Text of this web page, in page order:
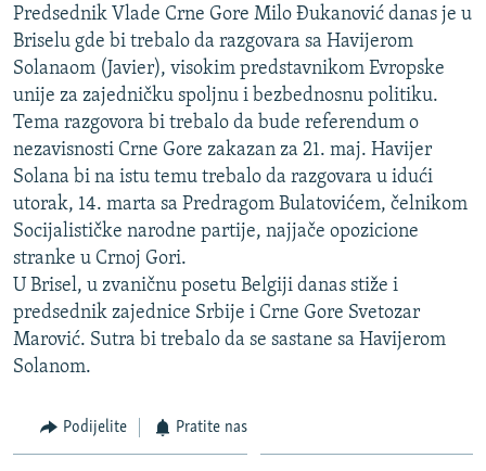
FOTOGALERIJE
INFOGRAFIKE
RAT U UKRAJINI
KINA NA BALKANU
RSE PRIČE IZ SVIJETA
ISPRIČAJ MI
DNEVNO@RSE
SPECIJALI RSE
VIŠE OD NASLOVA
GENOCID U SREBRENICI
POPLAVE I KLIZIŠTA U BIH 2024.
TV LIBERTY
MOJA EVROPA
PRATITE NAS
Sve RFE/RL stranice
Predsednik Vlade Crne Gore Milo Đukanović danas je u
Briselu gde bi trebalo da razgovara sa Havijerom
Solanaom (Javier), visokim predstavnikom Evropske
unije za zajedničku spoljnu i bezbednosnu politiku.
Tema razgovora bi trebalo da bude referendum o
nezavisnosti Crne Gore zakazan za 21. maj. Havijer
Solana bi na istu temu trebalo da razgovara u idući
utorak, 14. marta sa Predragom Bulatovićem, čelnikom
Socijalističke narodne partije, najjače opozicione
stranke u Crnoj Gori.
U Brisel, u zvaničnu posetu Belgiji danas stiže i
predsednik zajednice Srbije i Crne Gore Svetozar
Marović. Sutra bi trebalo da se sastane sa Havijerom
Solanom.
Podijelite Pratite nas